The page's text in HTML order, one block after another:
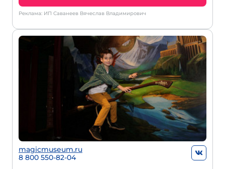
Реклама: ИП Саванеев Вячеслав Владимирович
magicmuseum.ru
8 800 550-82-04